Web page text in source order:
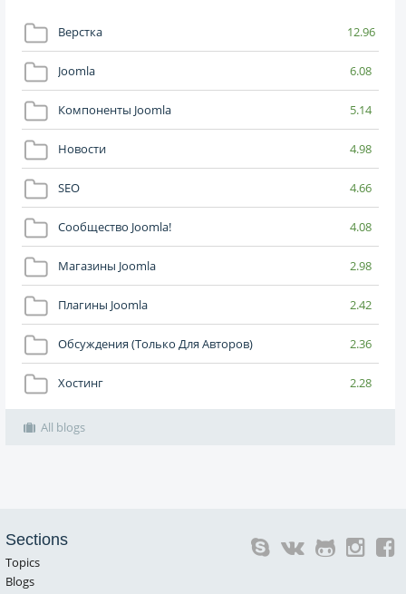
Верстка 12.96
Joomla 6.08
Компоненты Joomla 5.14
Новости 4.98
SEO 4.66
Сообщество Joomla! 4.08
Магазины Joomla 2.98
Плагины Joomla 2.42
Обсуждения (только Для Авторов) 2.36
Хостинг 2.28
All blogs
Sections
Topics
Blogs